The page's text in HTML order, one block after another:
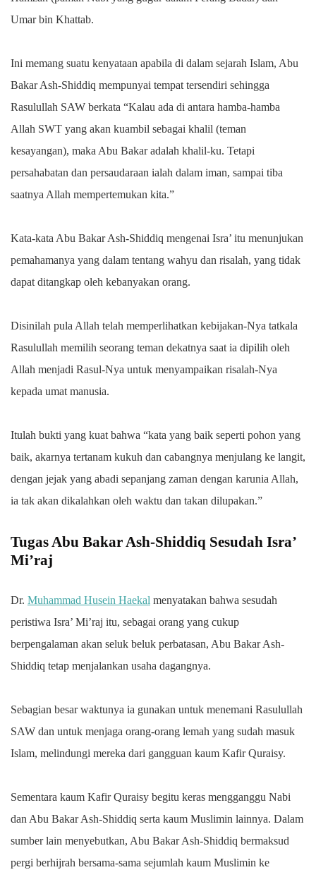
Umar bin Khattab.
Ini memang suatu kenyataan apabila di dalam sejarah Islam, Abu
Bakar Ash-Shiddiq mempunyai tempat tersendiri sehingga
Rasulullah SAW berkata “Kalau ada di antara hamba-hamba
Allah SWT yang akan kuambil sebagai khalil (teman
kesayangan), maka Abu Bakar adalah khalil-ku. Tetapi
persahabatan dan persaudaraan ialah dalam iman, sampai tiba
saatnya Allah mempertemukan kita.”
Kata-kata Abu Bakar Ash-Shiddiq mengenai Isra’ itu menunjukan
pemahamanya yang dalam tentang wahyu dan risalah, yang tidak
dapat ditangkap oleh kebanyakan orang.
Disinilah pula Allah telah memperlihatkan kebijakan-Nya tatkala
Rasulullah memilih seorang teman dekatnya saat ia dipilih oleh
Allah menjadi Rasul-Nya untuk menyampaikan risalah-Nya
kepada umat manusia.
Itulah bukti yang kuat bahwa “kata yang baik seperti pohon yang
baik, akarnya tertanam kukuh dan cabangnya menjulang ke langit,
dengan jejak yang abadi sepanjang zaman dengan karunia Allah,
ia tak akan dikalahkan oleh waktu dan takan dilupakan.”
Tugas Abu Bakar Ash-Shiddiq Sesudah Isra’
Mi’raj
Dr. Muhammad Husein Haekal menyatakan bahwa sesudah
peristiwa Isra’ Mi’raj itu, sebagai orang yang cukup
berpengalaman akan seluk beluk perbatasan, Abu Bakar Ash-
Shiddiq tetap menjalankan usaha dagangnya.
Sebagian besar waktunya ia gunakan untuk menemani Rasulullah
SAW dan untuk menjaga orang-orang lemah yang sudah masuk
Islam, melindungi mereka dari gangguan kaum Kafir Quraisy.
Sementara kaum Kafir Quraisy begitu keras mengganggu Nabi
dan Abu Bakar Ash-Shiddiq serta kaum Muslimin lainnya. Dalam
sumber lain menyebutkan, Abu Bakar Ash-Shiddiq bermaksud
pergi berhijrah bersama-sama sejumlah kaum Muslimin ke